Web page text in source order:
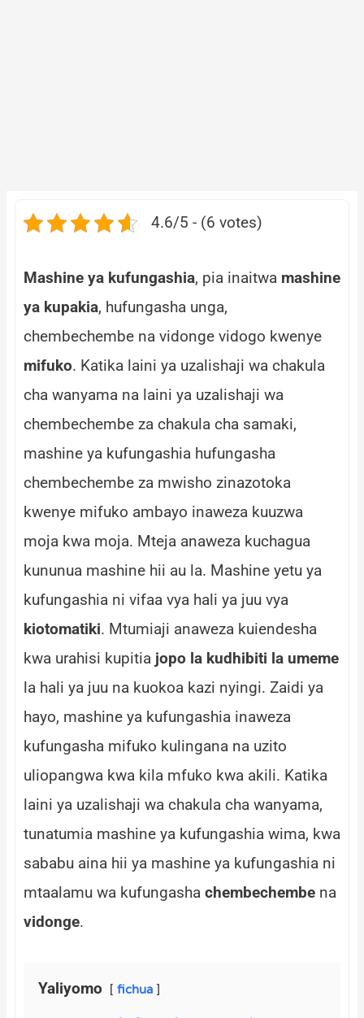
4.6/5 - (6 votes)
Mashine ya kufungashia, pia inaitwa mashine
ya kupakia, hufungasha unga,
chembechembe na vidonge vidogo kwenye
mifuko. Katika laini ya uzalishaji wa chakula
cha wanyama na laini ya uzalishaji wa
chembechembe za chakula cha samaki,
mashine ya kufungashia hufungasha
chembechembe za mwisho zinazotoka
kwenye mifuko ambayo inaweza kuuzwa
moja kwa moja. Mteja anaweza kuchagua
kununua mashine hii au la. Mashine yetu ya
kufungashia ni vifaa vya hali ya juu vya
kiotomatiki. Mtumiaji anaweza kuiendesha
kwa urahisi kupitia jopo la kudhibiti la umeme
la hali ya juu na kuokoa kazi nyingi. Zaidi ya
hayo, mashine ya kufungashia inaweza
kufungasha mifuko kulingana na uzito
uliopangwa kwa kila mfuko kwa akili. Katika
laini ya uzalishaji wa chakula cha wanyama,
tunatumia mashine ya kufungashia wima, kwa
sababu aina hii ya mashine ya kufungashia ni
mtaalamu wa kufungasha chembechembe na
vidonge.
Yaliyomo fichua